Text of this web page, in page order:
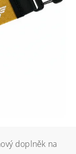
doplněk na